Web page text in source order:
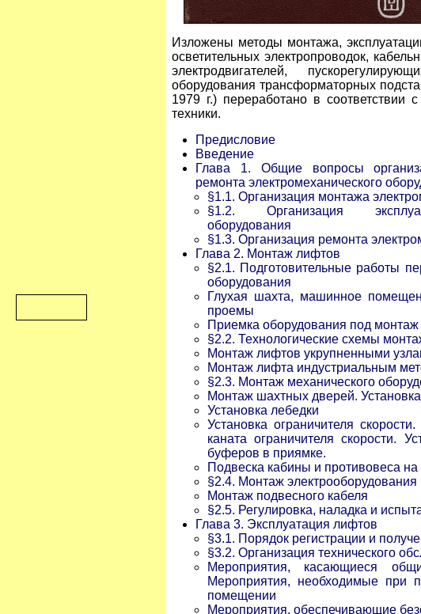
Изложены методы монтажа,
осветительных электропроводок,
электродвигателей,
оборудования трансформаторных
1979 г.) переработано в соответствии
техники.
Предисловие
Введение
Глава 1. Общие вопросы
ремонта электромеханического
§1.1. Организация монтажа
§1.2. Организация
оборудования
§1.3. Организация ремонта
Глава 2. Монтаж лифтов
§2.1. Подготовительные работы
оборудования
Глухая шахта, машинное
проемы
Приемка оборудования под монтаж
§2.2. Технологические схемы
Монтаж лифтов укрупненными
Монтаж лифта индустриальным
§2.3. Монтаж механического
Монтаж шахтных дверей.
Установка лебедки
Установка ограничителя
каната ограничителя скорости.
буферов в приямке.
Подвеска кабины и противовеса
§2.4. Монтаж
Монтаж подвесного кабеля
§2.5. Регулировка, наладка и
Глава 3. Эксплуатация лифтов
§3.1. Порядок регистрации и
§3.2. Организация технического
Мероприятия, касающиеся
Мероприятия, необходимые при
помещении
Мероприятия, обеспечивающие